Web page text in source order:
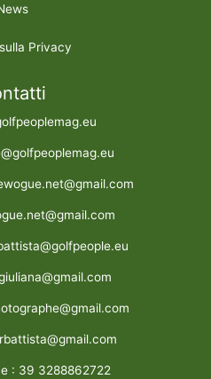
Privacy
: 39 3288862722